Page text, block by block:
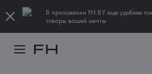
В приложении FH.BY еще удобнее
товары вашей мечты